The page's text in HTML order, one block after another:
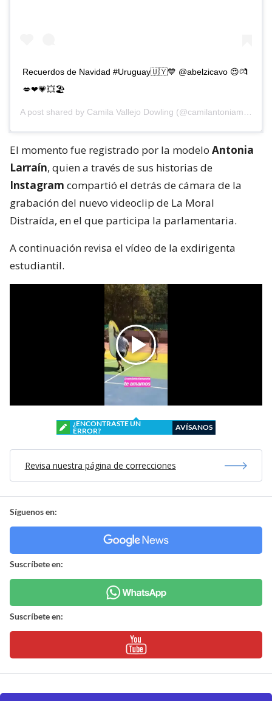
Recuerdos de Navidad #Uruguay🇺🇾💙 @abelzicavo 😍💏
💋❤💗💥🏖
A post shared by Camila Vallejo Dowling (@camilantoniamaranta) on
El momento fue registrado por la modelo Antonia
Larraín, quien a través de sus historias de
Instagram compartió el detrás de cámara de la
grabación del nuevo videoclip de La Moral
Distraída, en el que participa la parlamentaria.
A continuación revisa el vídeo de la exdirigenta
estudiantil.
¿ENCONTRASTE UN
ERROR?
AVÍSANOS
Revisa nuestra página de correcciones
Síguenos en:
Suscríbete en:
Suscríbete en: